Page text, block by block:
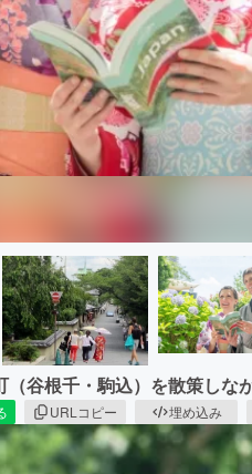
谷根千・駒込）を散策しな
URLコピー 埋め込み